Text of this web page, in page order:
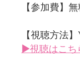
【参加費】
【視聴方法
▶視聴はこち